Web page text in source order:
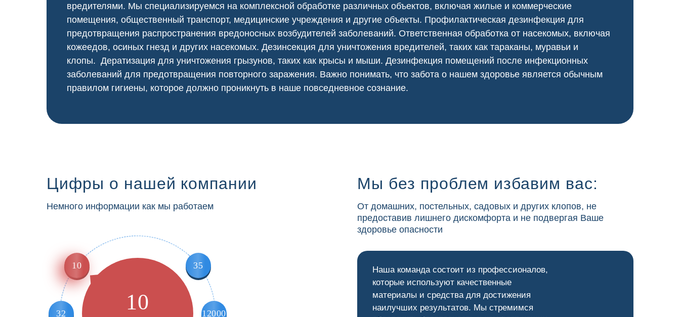
вредителями. Мы специализируемся на комплексной обработке различных объектов, включая жилые и коммерческие
помещения, общественный транспорт, медицинские учреждения и другие объекты. Профилактическая дезинфекция для
предотвращения распространения вредоносных возбудителей заболеваний. Ответственная обработка от насекомых, включая
кожеедов, осиных гнезд и других насекомых. Дезинсекция для уничтожения вредителей, таких как тараканы, муравьи и
клопы. Дератизация для уничтожения грызунов, таких как крысы и мыши. Дезинфекция помещений после инфекционных
заболеваний для предотвращения повторного заражения. Важно понимать, что забота о нашем здоровье является обычным
правилом гигиены, которое должно проникнуть в наше повседневное сознание.
Цифры о нашей компании
Немного информации как мы работаем
10 35
12000
32 10
Мы без проблем избавим вас:
От домашних, постельных, садовых и других клопов, не
предоставив лишнего дискомфорта и не подвергая Ваше
здоровье опасности
Наша команда состоит из профессионалов,
которые используют качественные
материалы и средства для достижения
наилучших результатов. Мы стремимся